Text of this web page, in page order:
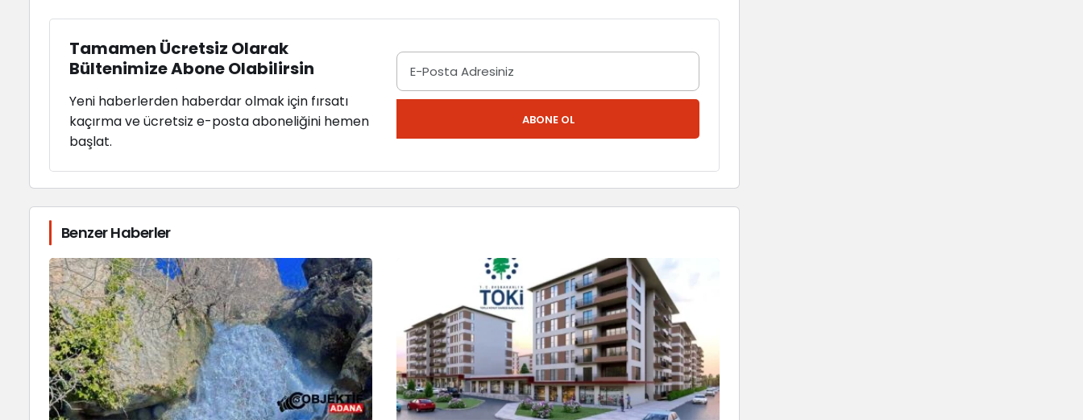
Tamamen Ücretsiz Olarak
Bültenimize Abone Olabilirsin
Yeni haberlerden haberdar olmak için fırsatı
kaçırma ve ücretsiz e-posta aboneliğini hemen
başlat.
ABONE OL
Benzer Haberler